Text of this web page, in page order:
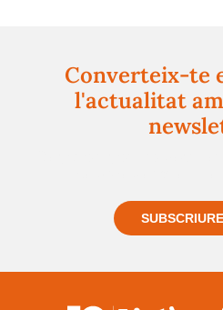
Converteix-te
l'actualitat